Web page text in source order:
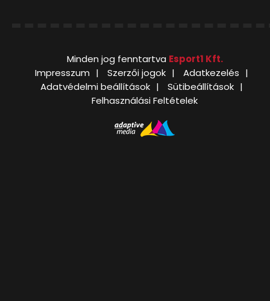
Minden jog fenntartva Esport1 Kft.
Impresszum
Szerzői jogok
Adatkezelés
Adatvédelmi beállítások
Sütibeállítások
Felhasználási Feltételek